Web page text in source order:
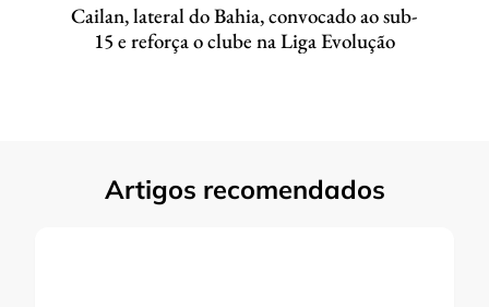
Cailan, lateral do Bahia, convocado ao sub-
15 e reforça o clube na Liga Evolução
Artigos recomendados